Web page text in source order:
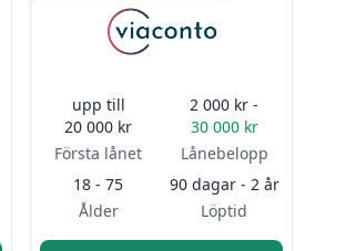
upp till
20 000 kr
Första lånet
2 000 kr -
30 000 kr
Lånebelopp
18 - 75
Ålder
90 dagar - 2 år
Löptid